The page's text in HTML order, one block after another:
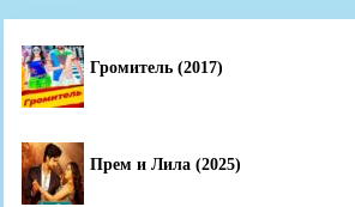
Громитель (2017)
Прем и Лила (2025)